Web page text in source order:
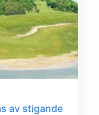
av stigande